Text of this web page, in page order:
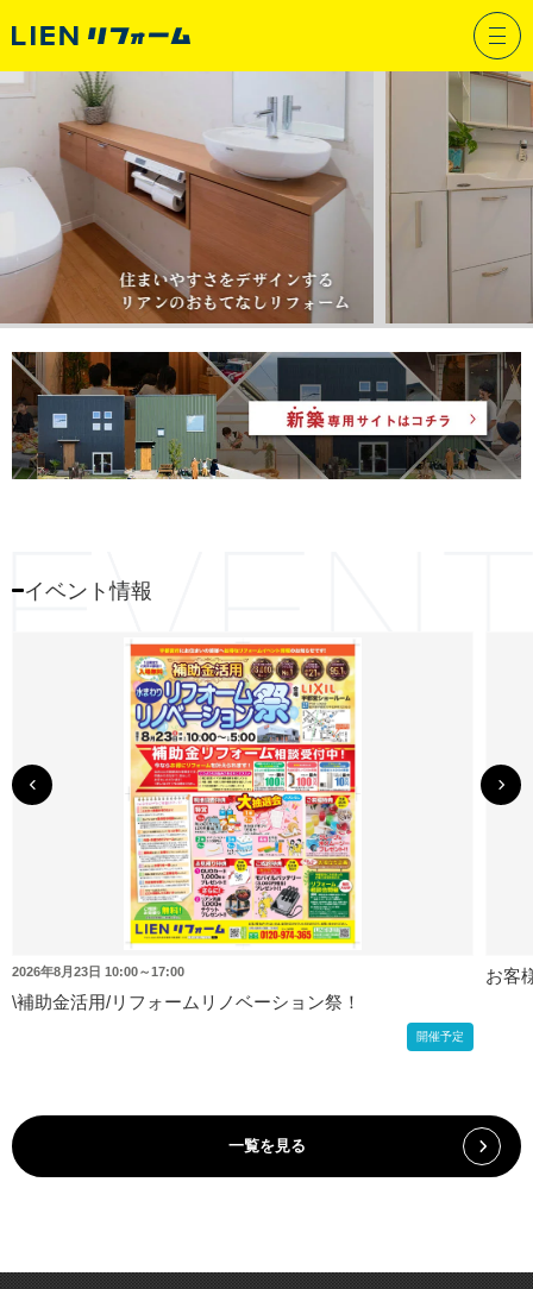
イベント情報
2026年8月23日 10:00～17:00
\補助金活用/リフォームリノベーション祭！
開催予定
お客
一覧を見る